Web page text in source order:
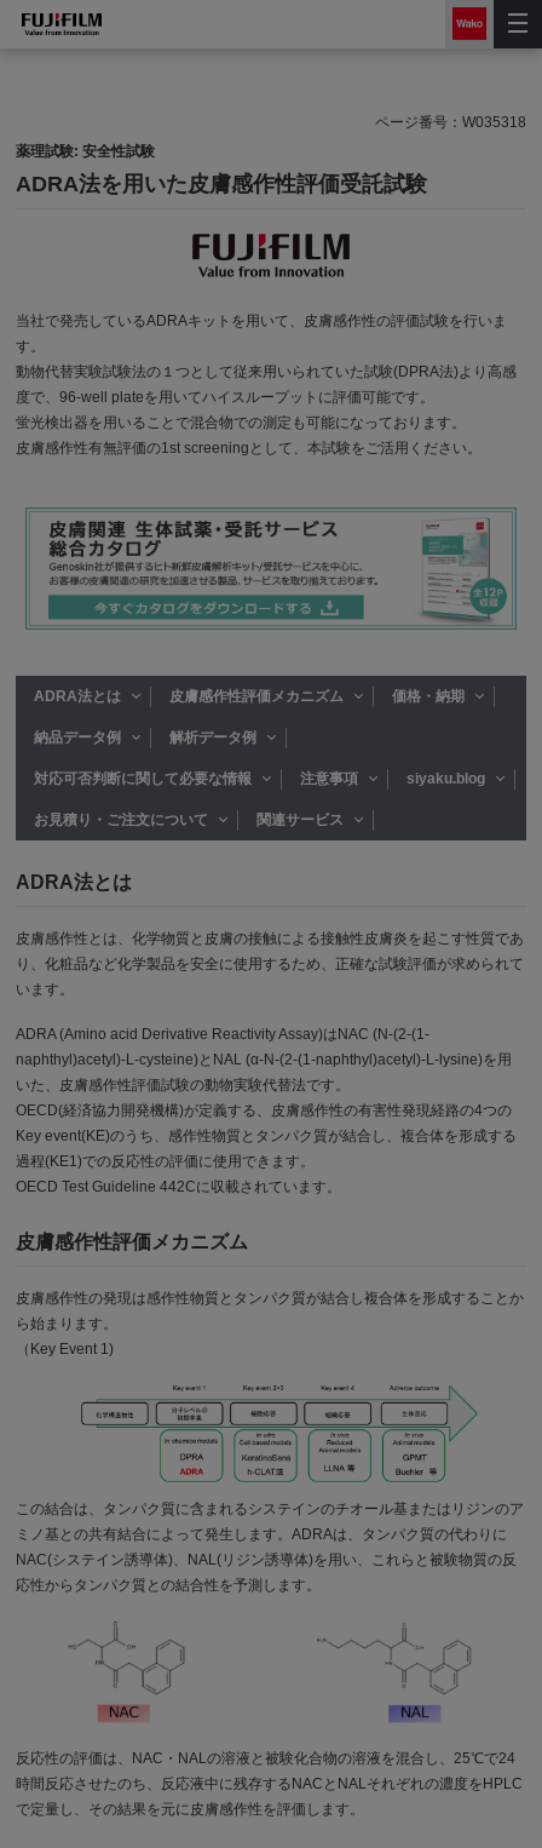
ページ番号： W035318
薬理試験: 安全性試験
ADRA法を用いた皮膚感作性評価受託試験
当社で発売しているADRAキットを用いて、皮膚感作性の評価試験を行いま
す。
動物代替実験試験法の１つとして従来用いられていた試験(DPRA法)より高感
度で、96-well plateを用いてハイスループットに評価可能です。
蛍光検出器を用いることで混合物での測定も可能になっております。
皮膚感作性有無評価の1st screeningとして、本試験をご活用ください。
ADRA法とは 皮膚感作性評価メカニズム 価格・納期
納品データ例 解析データ例
対応可否判断に関して必要な情報 注意事項 siyaku.blog
お見積り・ご注文について 関連サービス
ADRA法とは
皮膚感作性とは、化学物質と皮膚の接触による接触性皮膚炎を起こす性質であ
り、化粧品など化学製品を安全に使用するため、正確な試験評価が求められて
います。
ADRA (Amino acid Derivative Reactivity Assay)はNAC (N-(2-(1-
naphthyl)acetyl)-L-cysteine)とNAL (α-N-(2-(1-naphthyl)acetyl)-L-lysine)を用
いた、皮膚感作性評価試験の動物実験代替法です。
OECD(経済協力開発機構)が定義する、皮膚感作性の有害性発現経路の4つの
Key event(KE)のうち、感作性物質とタンパク質が結合し、複合体を形成する
過程(KE1)での反応性の評価に使用できます。
OECD Test Guideline 442Cに収載されています。
皮膚感作性評価メカニズム
皮膚感作性の発現は感作性物質とタンパク質が結合し複合体を形成することか
ら始まります。
（Key Event 1)
この結合は、タンパク質に含まれるシステインのチオール基またはリジンのア
ミノ基との共有結合によって発生します。ADRAは、タンパク質の代わりに
NAC(システイン誘導体)、NAL(リジン誘導体)を用い、これらと被験物質の反
応性からタンパク質との結合性を予測します。
反応性の評価は、NAC・NALの溶液と被験化合物の溶液を混合し、25℃で24
時間反応させたのち、反応液中に残存するNACとNALそれぞれの濃度をHPLC
で定量し、その結果を元に皮膚感作性を評価します。